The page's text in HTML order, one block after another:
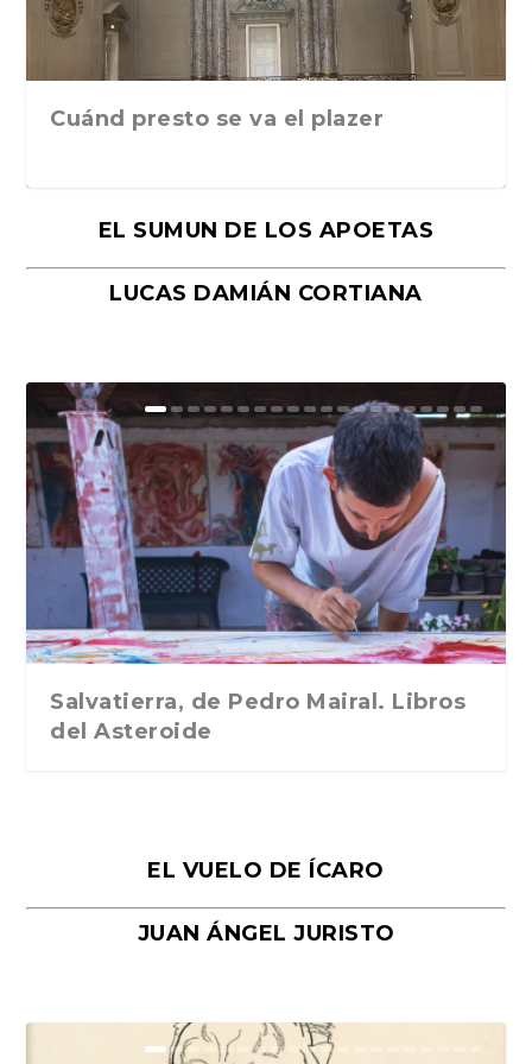
Cuánd presto se va el plazer
Moral, de Lyra Ekström Lindbäck.
Traducción de Car...
Revolución, de Hugo Gonçalves.
Libros del Asteroid...
«La música ha sido el gran amor de
mi vida». Esthe...
«El barman del Ritz», de Philippe
Collin. Traducci...
Mañanas de editorial, noches de
Bocaccio
EL SUMUN DE LOS APOETAS
LUCAS DAMIÁN CORTIANA
Salvatierra, de Pedro Mairal. Libros
del Asteroide
EL VUELO DE ÍCARO
JUAN ÁNGEL JURISTO